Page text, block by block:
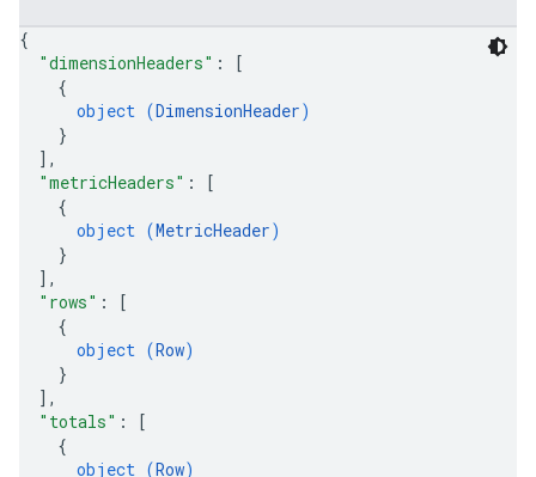
{
"dimensionHeaders" :
[
{
object (DimensionHeader)
}
] ,
"metricHeaders" :
[
{
object (MetricHeader)
}
] ,
"rows" :
[
{
object (Row)
}
] ,
"totals" :
[
{
object (Row)